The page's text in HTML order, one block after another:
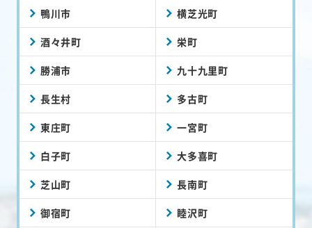
鴨川市 横芝光町
酒々井町 栄町
勝浦市 九十九里町
長生村 多古町
東庄町 一宮町
白子町 大多喜町
芝山町 長南町
御宿町 睦沢町